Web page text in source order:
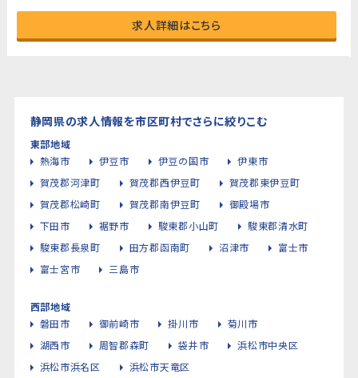
求人詳細はこちら
静岡県の求人情報を市区町村でさらに絞りこむ
東部地域
熱海市
伊豆市 伊豆の国市
伊東市
賀茂郡河津町
賀茂郡西伊豆町
賀茂郡東伊豆町
賀茂郡松崎町
賀茂郡南伊豆町
御殿場市
下田市
裾野市 駿東郡小山町
駿東郡清水町
駿東郡長泉町
田方郡函南町 沼津市
富士市
富士宮市
三島市
西部地域
磐田市
御前崎市 掛川市
菊川市
湖西市
周智郡森町 袋井市
浜松市中央区
浜松市浜名区
浜松市天竜区